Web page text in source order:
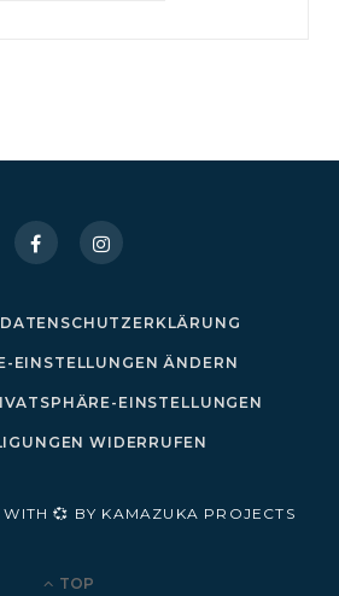
DATENSCHUTZERKLÄRUNG
EINSTELLUNGEN ÄNDERN
EINSTELLUNGEN
WIDERRUFEN
💞 BY KAMAZUKA PROJECTS
TOP